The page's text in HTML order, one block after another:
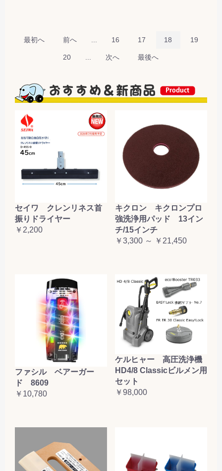
最初へ 前へ 16 17 18 19
20 次へ 最後へ
セイワ クレンリネス首
振りドライヤー
￥2,200
キクロン キクロンプロ
強洗浄用パッド 13イン
チ/15インチ
￥3,300 ～ ￥21,450
ファシル ベアーガー
ド 8609
￥10,780
ケルヒャー 高圧洗浄機
HD4/8 Classicビルメン用
セット
￥98,000